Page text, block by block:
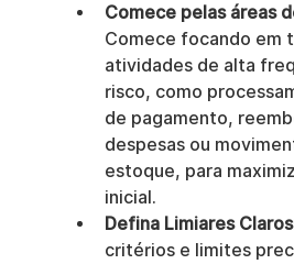
Comece pelas áreas
Comece focando em
atividades de alta
risco, como
de pagamento,
despesas ou
estoque, para
inicial.
Defina Limiares
critérios e limites